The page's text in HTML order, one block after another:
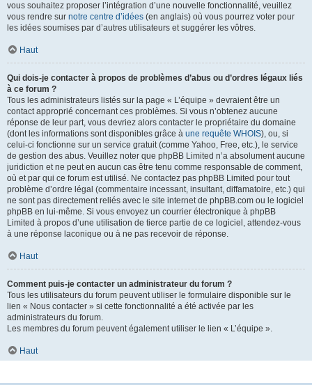
vous souhaitez proposer l’intégration d’une nouvelle fonctionnalité, veuillez
vous rendre sur notre centre d’idées (en anglais) où vous pourrez voter pour
les idées soumises par d’autres utilisateurs et suggérer les vôtres.
Haut
Qui dois-je contacter à propos de problèmes d’abus ou d’ordres légaux liés
à ce forum ?
Tous les administrateurs listés sur la page « L’équipe » devraient être un
contact approprié concernant ces problèmes. Si vous n’obtenez aucune
réponse de leur part, vous devriez alors contacter le propriétaire du domaine
(dont les informations sont disponibles grâce à une requête WHOIS), ou, si
celui-ci fonctionne sur un service gratuit (comme Yahoo, Free, etc.), le service
de gestion des abus. Veuillez noter que phpBB Limited n’a absolument aucune
juridiction et ne peut en aucun cas être tenu comme responsable de comment,
où et par qui ce forum est utilisé. Ne contactez pas phpBB Limited pour tout
problème d’ordre légal (commentaire incessant, insultant, diffamatoire, etc.) qui
ne sont pas directement reliés avec le site internet de phpBB.com ou le logiciel
phpBB en lui-même. Si vous envoyez un courrier électronique à phpBB
Limited à propos d’une utilisation de tierce partie de ce logiciel, attendez-vous
à une réponse laconique ou à ne pas recevoir de réponse.
Haut
Comment puis-je contacter un administrateur du forum ?
Tous les utilisateurs du forum peuvent utiliser le formulaire disponible sur le
lien « Nous contacter » si cette fonctionnalité a été activée par les
administrateurs du forum.
Les membres du forum peuvent également utiliser le lien « L’équipe ».
Haut